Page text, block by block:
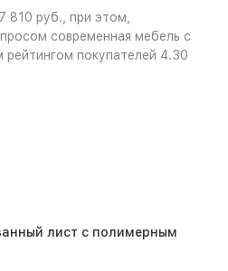
810 руб., при этом,
современная мебель с
покупателей 4.30
лист с полимерным